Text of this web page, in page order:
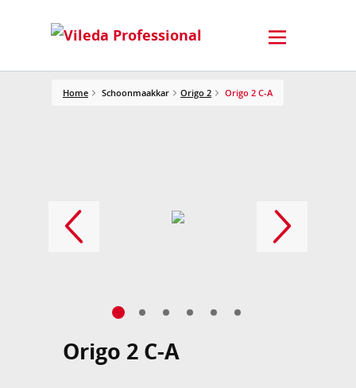
Home Schoonmaakkar Origo 2 Origo 2 C-A
Origo 2 C-A